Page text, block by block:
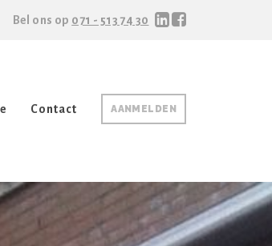
Bel ons op 071 - 513 74 30
AANMELDEN
Contact